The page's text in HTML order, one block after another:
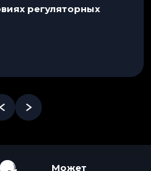
регуляторных
Может